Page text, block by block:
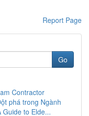
Report Page
Go
Contractor
phá trong Ngành
to Elde...